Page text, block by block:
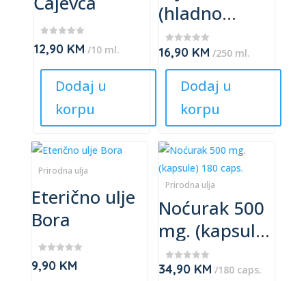
★
12,90 KM /10 ml.
variants.
may
be
chosen
the
product
Dodaj u
korpu
(hladno
cijeđeno) –
Pakistansko
★
★
★
16,90 KM /250 ml.
variants.
The
options
may
be
chosen
the
product
page
Dodaj u
korpu
Prirodna ulja
Eterično ulje
Bora
★
9,90 KM
This
product
multiple
variants.
may
Prirodna ulja
Noćurak 500
mg. (kapsule)
180 caps.
★
★
34,90 KM /180 caps.
This
product
has
multiple
The
options
may